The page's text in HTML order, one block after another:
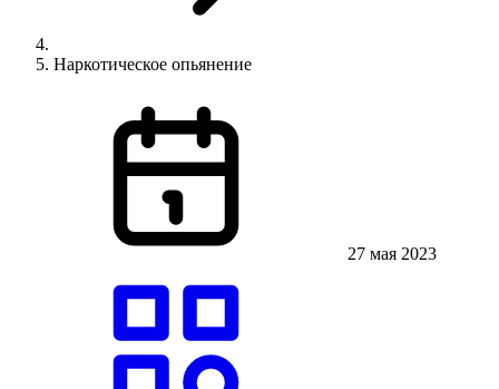
Наркотическое опьянение
27 мая 2023